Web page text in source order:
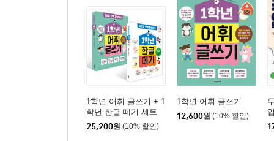
1학년 어휘 글쓰기 + 1
학년 한글 떼기 세트
25,200원 (10% 할인)
1학년 어휘 글쓰기
12,600원 (10% 할인)